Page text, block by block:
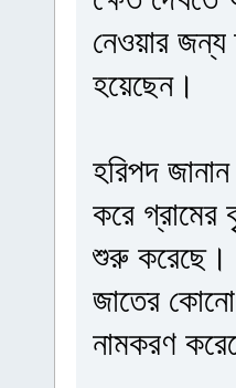
নেওয়ার জন্য
হয়েছেন।
হরিপদ
করে গ্রামের
শুরু করেছে।
জাতের কোনো
নামকরণ